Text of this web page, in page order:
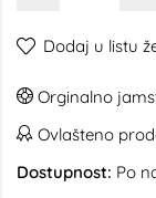
Dodaj u listu
Orginalno
Ovlašteno
Dostupnost: Po